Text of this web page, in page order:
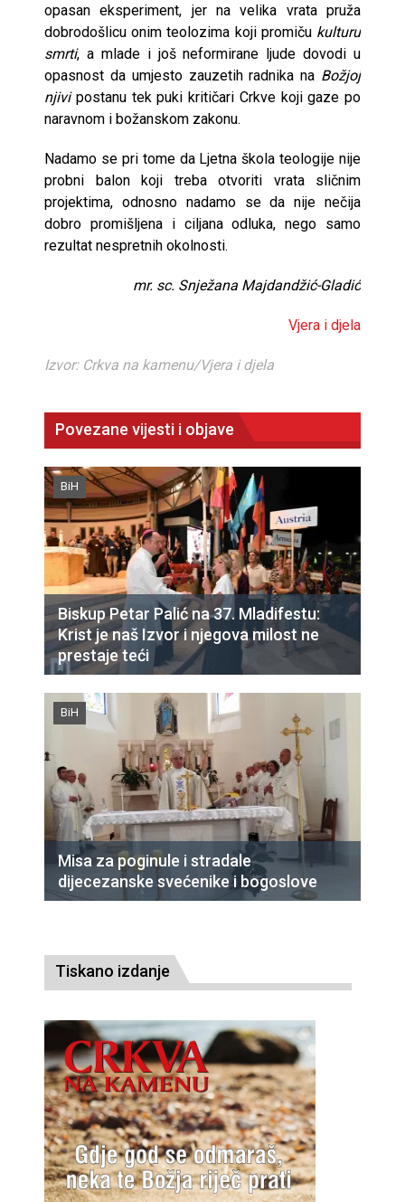
opasan eksperiment, jer na velika vrata pruža
dobrodošlicu onim teolozima koji promiču kulturu
smrti, a mlade i još neformirane ljude dovodi u
opasnost da umjesto zauzetih radnika na Božjoj
njivipostanu tek puki kritičari Crkve koji gaze po
naravnom i božanskom zakonu.
Nadamo se pri tome da Ljetna škola teologije nije
probni balon koji treba otvoriti vrata sličnim
projektima, odnosno nadamo se da nije nečija
dobro promišljena i ciljana odluka, nego samo
rezultat nespretnih okolnosti.
mr. sc. Snježana Majdandžić-Gladić
Vjera i djela
Izvor: Crkva na kamenu/Vjera i djela
Povezane vijesti i objave
BiH
Biskup Petar Palić na 37. Mladifestu:
Krist je naš Izvor i njegova milost ne
prestaje teći
BiH
Misa za poginule i stradale
dijecezanske svećenike i bogoslove
Tiskano izdanje